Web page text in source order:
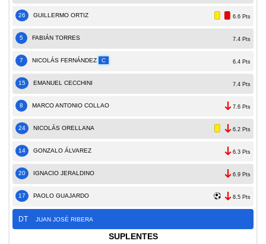
26 GUILLERMO ORTIZ 6.6 Pts
5 FABIÁN TORRES 7.4 Pts
7 NICOLÁS FERNÁNDEZ C 6.4 Pts
15 EMANUEL CECCHINI 7.4 Pts
8 MARCO ANTONIO COLLAO 7.6 Pts
24 NICOLÁS ORELLANA 6.2 Pts
14 GONZALO ÁLVAREZ 6.3 Pts
20 IGNACIO JERALDINO 6.9 Pts
17 PAOLO GUAJARDO 8.5 Pts
DT JUAN JOSÉ RIBERA
SUPLENTES